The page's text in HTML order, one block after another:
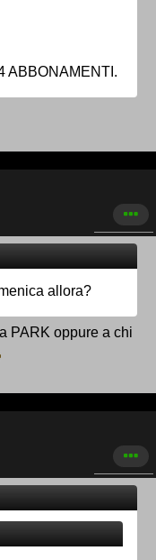
ABBONAMENTI.
allora?
PARK oppure a chi